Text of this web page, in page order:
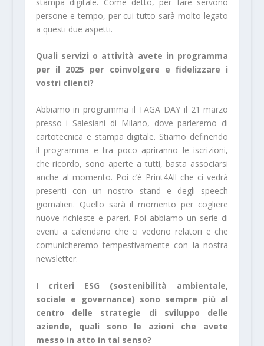
persone e tempo, per cui tutto sarà molto legato
a questi due aspetti.
Quali servizi o attività avete in programma
per il 2025 per coinvolgere e fidelizzare i
vostri clienti?
Abbiamo in programma il TAGA DAY il 21 marzo
presso i Salesiani di Milano, dove parleremo di
cartotecnica e stampa digitale. Stiamo definendo
il programma e tra poco apriranno le iscrizioni,
che ricordo, sono aperte a tutti, basta associarsi
anche al momento. Poi c’è Print4All che ci vedrà
presenti con un nostro stand e degli speech
giornalieri. Quello sarà il momento per cogliere
nuove richieste e pareri. Poi abbiamo un serie di
eventi a calendario che ci vedono relatori e che
comunicheremo tempestivamente con la nostra
newsletter.
I criteri ESG (sostenibilità ambientale,
sociale e governance) sono sempre più al
centro delle strategie di sviluppo delle
aziende, quali sono le azioni che avete
messo in atto in tal senso?